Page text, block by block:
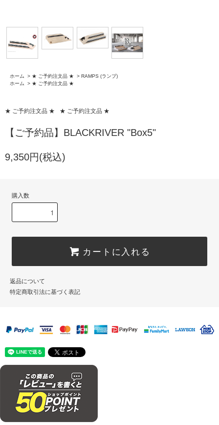
ホーム > ★ ご予約注文品 ★ > RAMPS (ランプ)
ホーム
> ★ ご予約注文品 ★
★ ご予約注文品 ★ ★ ご予約注文品 ★
【ご予約品】BLACKRIVER "Box5"
9,350円(税込)
購入数
カートに入れる
返品について
特定商取引法に基づく表記